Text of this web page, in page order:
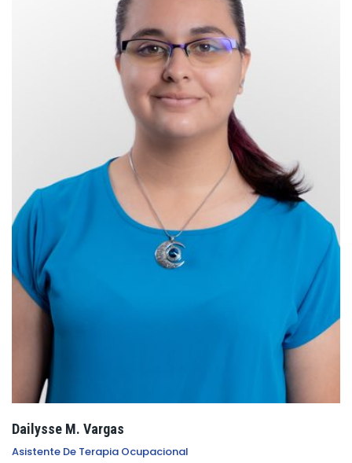
Dailysse M. Vargas
Asistente De Terapia Ocupacional